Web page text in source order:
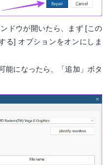
ドウが開いたら、まず [この
る] オプションをオンにしま
能になったら、「追加」ボタ